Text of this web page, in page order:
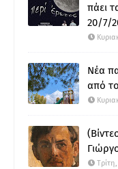
πάει
20/7/
Νέα
από